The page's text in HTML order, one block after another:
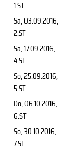
1.ST
Sa, 03.09.2016,
2.ST
Sa, 17.09.2016,
4.ST
So, 25.09.2016,
5.ST
Do, 06.10.2016,
6.ST
So, 30.10.2016,
7.ST